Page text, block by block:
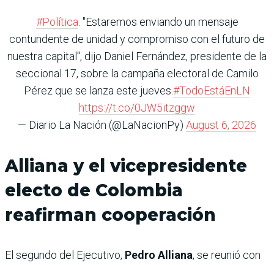
#Política . "Estaremos enviando un mensaje
contundente de unidad y compromiso con el futuro de
nuestra capital", dijo Daniel Fernández, presidente de la
seccional 17, sobre la campaña electoral de Camilo
Pérez que se lanza este jueves.#TodoEstáEnLN
https://t.co/0JW5itzggw
— Diario La Nación (@LaNacionPy) August 6, 2026
Alliana y el vicepresidente
electo de Colombia
reafirman cooperación
El segundo del Ejecutivo, Pedro Alliana, se reunió con